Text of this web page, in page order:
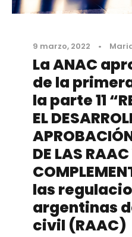
9 marzo, 2022 •
La ANAC
de la
la parte 11
EL
DE LAS
las
argentinas
civil (RAAC)